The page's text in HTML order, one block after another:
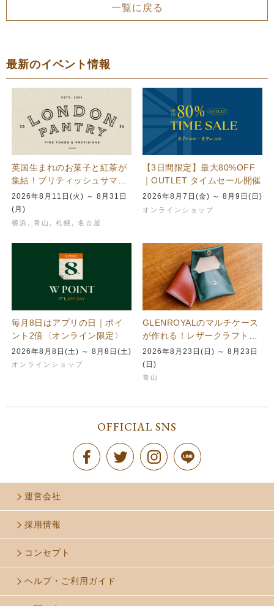
一覧に戻る
最新のイベント情報
英国生まれのお菓子と紅茶が
集結！ブリティッシュサマー
ギフトフェア｜青山本店、横
浜店、名古屋…
2026年8月11日(火) ～ 8月31日
(月)
横浜 青山 札幌 名古屋
【3日間限定】最大80%OFF
｜OUTLET タイムセール開催
2026年8月7日(金) ～ 8月9日(日)
オンラインショップ
毎月8日はアプリの日｜ポイ
ント2倍〈オンライン限定〉
2026年8月8日(土) ～ 8月8日(土)
オンラインショップ
GLENROYALのマルチケース
が作れる！レザークラフトを
楽しむワークショップを青山
本店で…
2026年8月23日(日) ～ 8月23日
(日)
青山
OFFICIAL SNS
運営会社
採用情報
コンセプト
ヘルプ・ご利用ガイド